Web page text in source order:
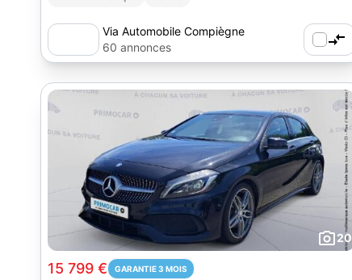
Via Automobile Compiègne
60 annonces
20
15 799 € GARANTIE 3 MOIS